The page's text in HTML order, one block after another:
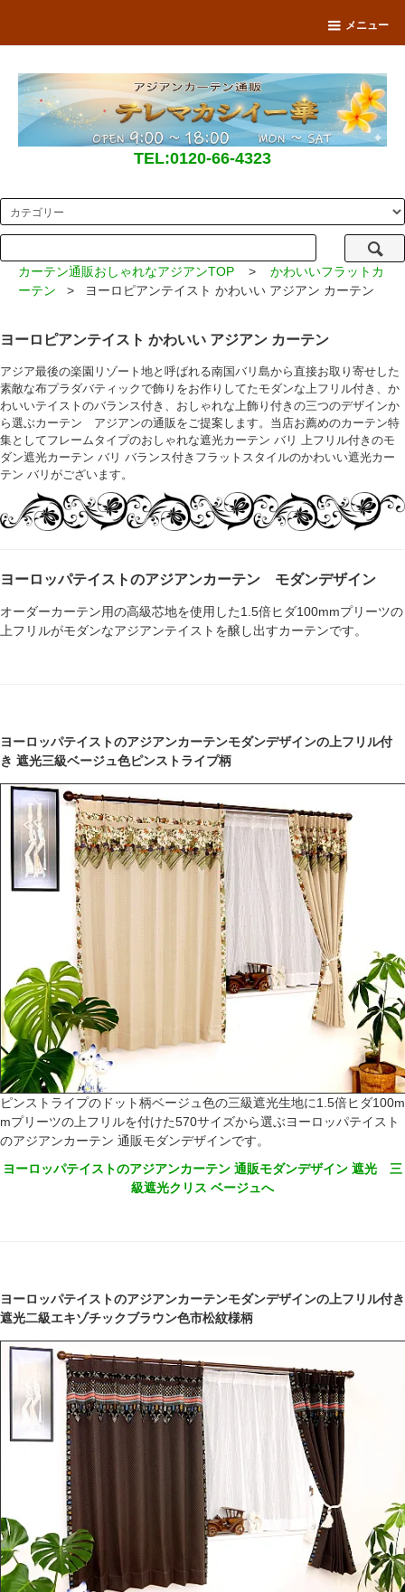
メニュー
TEL:0120-66-4323
カーテン通販おしゃれなアジアンTOP > かわいいフラットカ
ーテン > ヨーロピアンテイスト かわいい アジアン カーテン
ヨーロピアンテイスト かわいい アジアン カーテン
アジア最後の楽園リゾート地と呼ばれる南国バリ島から直接お取り寄せした
素敵な布プラダバティックで飾りをお作りしてたモダンな上フリル付き、か
わいいテイストのバランス付き、おしゃれな上飾り付きの三つのデザインか
ら選ぶカーテン アジアンの通販をご提案します。当店お薦めのカーテン特
集としてフレームタイプのおしゃれな遮光カーテン バリ 上フリル付きのモ
ダン遮光カーテン バリ バランス付きフラットスタイルのかわいい遮光カー
テン バリがございます。
ヨーロッパテイストのアジアンカーテン モダンデザイン
オーダーカーテン用の高級芯地を使用した1.5倍ヒダ100mmプリーツの
上フリルがモダンなアジアンテイストを醸し出すカーテンです。
ヨーロッパテイストのアジアンカーテンモダンデザインの上フリル付
き 遮光三級ベージュ色ピンストライプ柄
ピンストライプのドット柄ベージュ色の三級遮光生地に1.5倍ヒダ100m
mプリーツの上フリルを付けた570サイズから選ぶヨーロッパテイスト
のアジアンカーテン 通販モダンデザインです。
ヨーロッパテイストのアジアンカーテン 通販モダンデザイン 遮光 三
級遮光クリス ベージュへ
ヨーロッパテイストのアジアンカーテンモダンデザインの上フリル付き
遮光二級エキゾチックブラウン色市松紋様柄